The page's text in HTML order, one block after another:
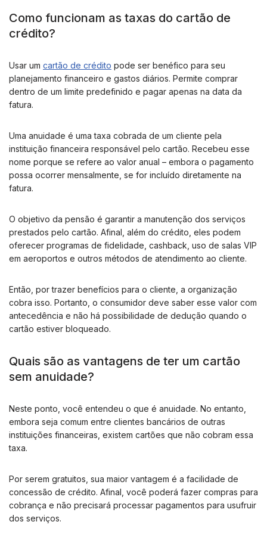
Como funcionam as taxas do cartão de
crédito?
Usar um cartão de crédito pode ser benéfico para seu
planejamento financeiro e gastos diários. Permite comprar
dentro de um limite predefinido e pagar apenas na data da
fatura.
Uma anuidade é uma taxa cobrada de um cliente pela
instituição financeira responsável pelo cartão. Recebeu esse
nome porque se refere ao valor anual – embora o pagamento
possa ocorrer mensalmente, se for incluído diretamente na
fatura.
O objetivo da pensão é garantir a manutenção dos serviços
prestados pelo cartão. Afinal, além do crédito, eles podem
oferecer programas de fidelidade, cashback, uso de salas VIP
em aeroportos e outros métodos de atendimento ao cliente.
Então, por trazer benefícios para o cliente, a organização
cobra isso. Portanto, o consumidor deve saber esse valor com
antecedência e não há possibilidade de dedução quando o
cartão estiver bloqueado.
Quais são as vantagens de ter um cartão
sem anuidade?
Neste ponto, você entendeu o que é anuidade. No entanto,
embora seja comum entre clientes bancários de outras
instituições financeiras, existem cartões que não cobram essa
taxa.
Por serem gratuitos, sua maior vantagem é a facilidade de
concessão de crédito. Afinal, você poderá fazer compras para
cobrança e não precisará processar pagamentos para usufruir
dos serviços.